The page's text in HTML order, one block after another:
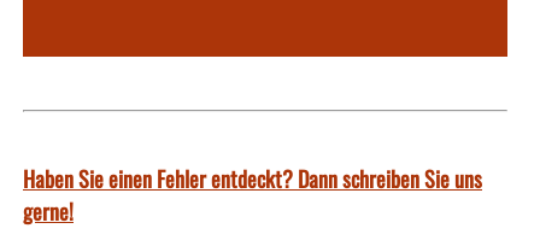
Haben Sie einen Fehler entdeckt? Dann schreiben Sie uns
gerne!